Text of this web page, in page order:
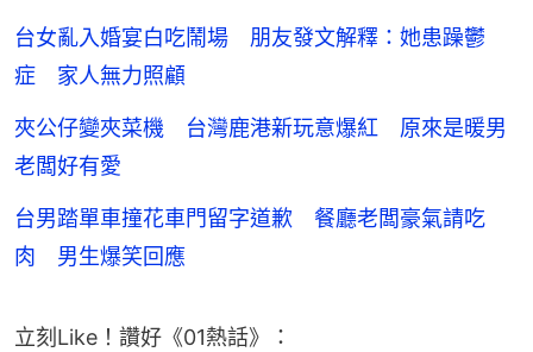
台女亂入婚宴白吃鬧場 朋友發文解釋：她患躁鬱
症 家人無力照顧
夾公仔變夾菜機 台灣鹿港新玩意爆紅 原來是暖男
老闆好有愛
台男踏單車撞花車門留字道歉 餐廳老闆豪氣請吃
肉 男生爆笑回應
立刻Like！讚好《01熱話》：